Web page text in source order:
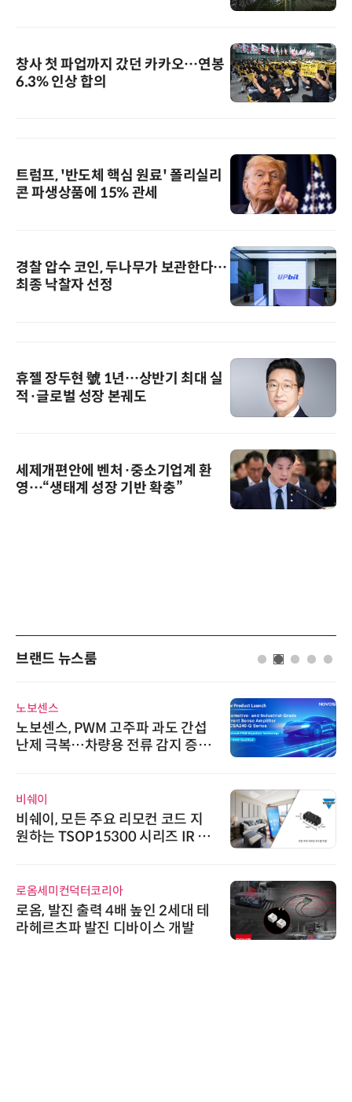
창사 첫 파업까지 갔던 카카오…연봉
6.3% 인상 합의
트럼프, '반도체 핵심 원료' 폴리실리
콘 파생상품에 15% 관세
경찰 압수 코인, 두나무가 보관한다…
최종 낙찰자 선정
휴젤 장두현 號 1년…상반기 최대 실
적·글로벌 성장 본궤도
세제개편안에 벤처·중소기업계 환
영…“생태계 성장 기반 확충”
브랜드 뉴스룸
노보센스
노보센스, PWM 고주파 과도 간섭
난제 극복…차량용 전류 감지 증폭
비쉐이
비쉐이, 모든 주요 리모컨 코드 지
원하는 TSOP15300 시리즈 IR 수
로옴세미컨덕터코리아
로옴, 발진 출력 4배 높인 2세대 테
라헤르츠파 발진 디바이스 개발